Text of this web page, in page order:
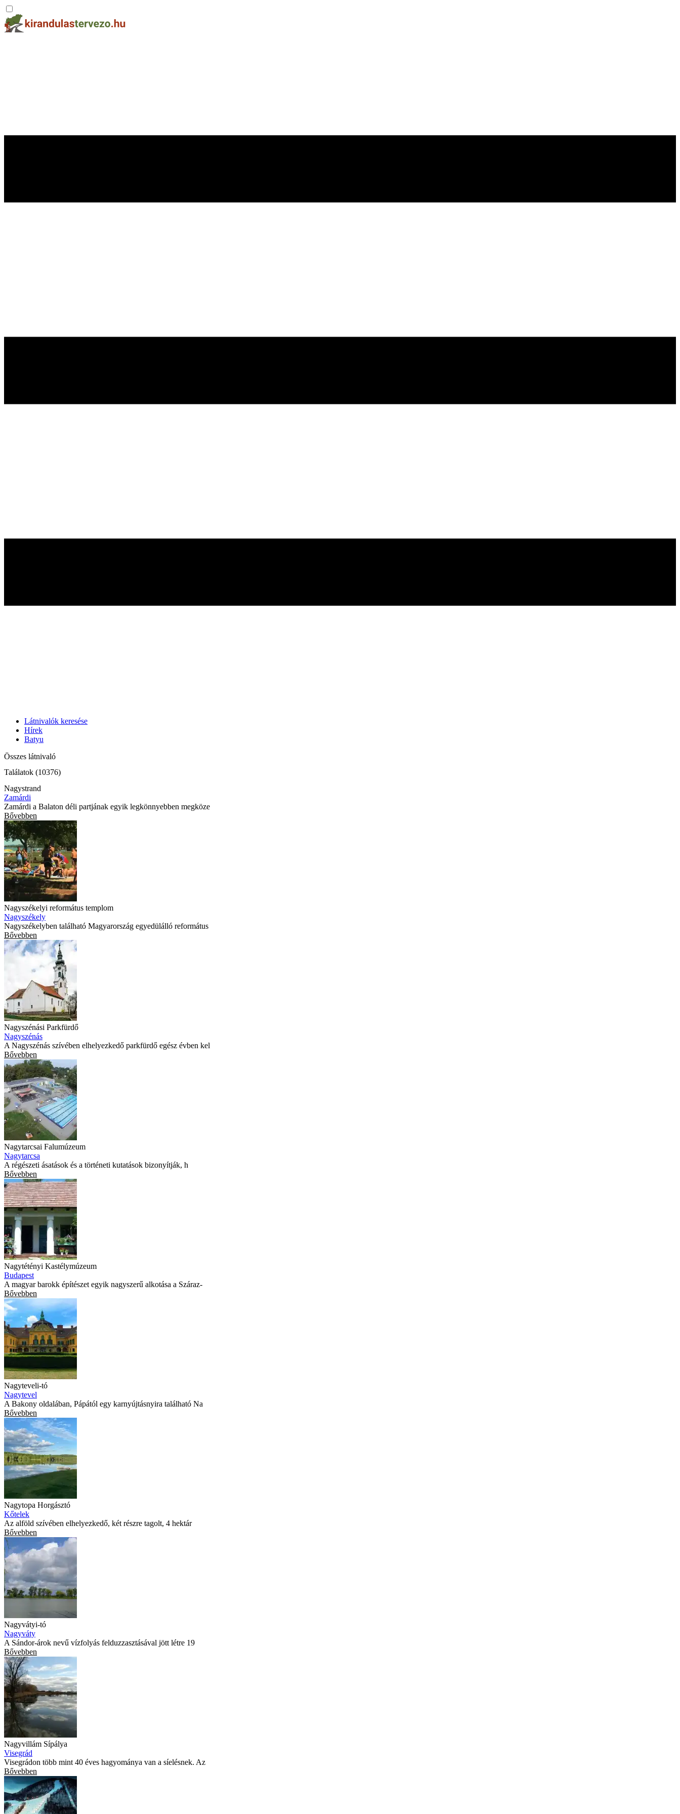
Látnivalók keresése
Hírek
Batyu
Összes látnivaló
Találatok (10376)
Nagystrand
Zamárdi
Zamárdi a Balaton déli partjának egyik legkönnyebben megköze
Bővebben
Nagyszékelyi református templom
Nagyszékely
Nagyszékelyben található Magyarország egyedülálló református
Bővebben
Nagyszénási Parkfürdő
Nagyszénás
A Nagyszénás szívében elhelyezkedő parkfürdő egész évben kel
Bővebben
Nagytarcsai Falumúzeum
Nagytarcsa
A régészeti ásatások és a történeti kutatások bizonyítják, h
Bővebben
Nagytétényi Kastélymúzeum
Budapest
A magyar barokk építészet egyik nagyszerű alkotása a Száraz-
Bővebben
Nagyteveli-tó
Nagytevel
A Bakony oldalában, Pápától egy karnyújtásnyira található Na
Bővebben
Nagytopa Horgásztó
Kőtelek
Az alföld szívében elhelyezkedő, két részre tagolt, 4 hektár
Bővebben
Nagyvátyi-tó
Nagyváty
A Sándor-árok nevű vízfolyás felduzzasztásával jött létre 19
Bővebben
Nagyvillám Sípálya
Visegrád
Visegrádon több mint 40 éves hagyománya van a síelésnek. Az
Bővebben